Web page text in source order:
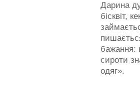
Дарина
бісквіт,
бажання:
сироти
одяг».